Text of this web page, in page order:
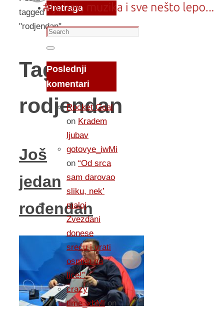
tagged
"rodjendan"
Tag:
rodjendan
Još
jedan
rođendan
Pretraga
Search
for:
Search
Poslednji
komentari
Rocket Goal
on Kradem
ljubav
gotovye_iwMi
on “Od srca
sam darovao
sliku, nek’
maloj
Zvezdani
donese
sreću i vrati
osmeh na
lice!”
crazy
time_xbMlon